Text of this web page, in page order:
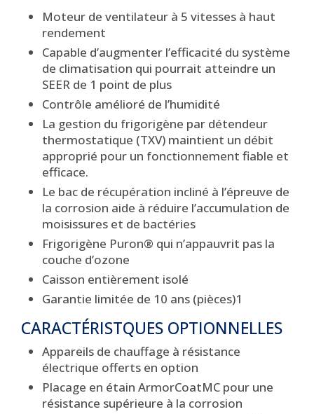
Moteur de ventilateur à 5 vitesses à haut
rendement
Capable d’augmenter l’efficacité du système
de climatisation qui pourrait atteindre un
SEER de 1 point de plus
Contrôle amélioré de l’humidité
La gestion du frigorigène par détendeur
thermostatique (TXV) maintient un débit
approprié pour un fonctionnement fiable et
efficace.
Le bac de récupération incliné à l’épreuve de
la corrosion aide à réduire l’accumulation de
moisissures et de bactéries
Frigorigène Puron® qui n’appauvrit pas la
couche d’ozone
Caisson entièrement isolé
Garantie limitée de 10 ans (pièces)1
CARACTÉRISTQUES OPTIONNELLES
Appareils de chauffage à résistance
électrique offerts en option
Placage en étain ArmorCoatMC pour une
résistance supérieure à la corrosion